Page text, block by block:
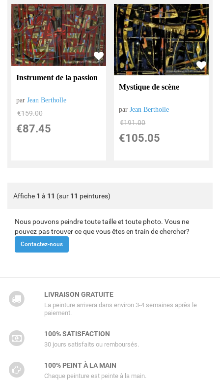
Instrument de la passion
parJean Bertholle
€159.00
€87.45
Mystique de scène
parJean Bertholle
€191.00
€105.05
Affiche 1 à 11 (sur 11 peintures)
Nous pouvons peindre toute taille et toute photo. Vous ne
pouvez pas trouver ce que vous êtes en train de chercher?
Contactez-nous
LIVRAISON GRATUITE
La peinture arrivera dans environ 3-4 semaines après le
paiement.
100% SATISFACTION
30 jours satisfaits ou remboursés.
100% PEINT À LA MAIN
Chaque peinture est peinte à la main.